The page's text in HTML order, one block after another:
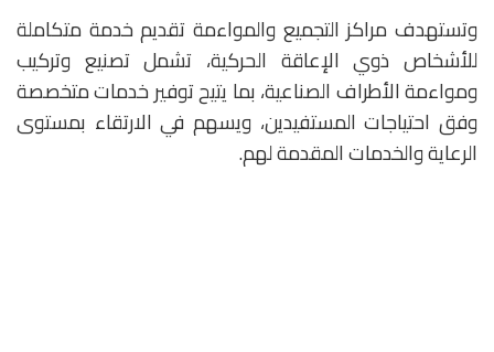
وتستهدف مراكز التجميع والمواءمة تقديم خدمة متكاملة
للأشخاص ذوي الإعاقة الحركية، تشمل تصنيع وتركيب
ومواءمة الأطراف الصناعية، بما يتيح توفير خدمات متخصصة
وفق احتياجات المستفيدين، ويسهم في الارتقاء بمستوى
الرعاية والخدمات المقدمة لهم.